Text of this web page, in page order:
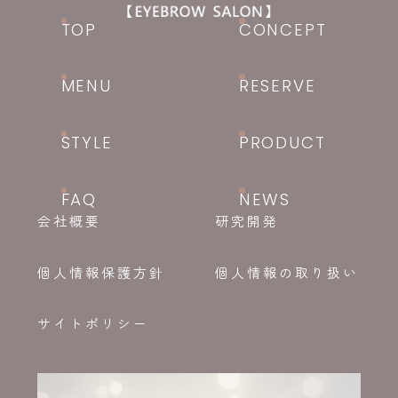
TOP CONCEPT
MENU RESERVE
STYLE PRODUCT
FAQ NEWS
会社概要 研究開発
個人情報保護方針 個人情報の取り扱い
サイトポリシー